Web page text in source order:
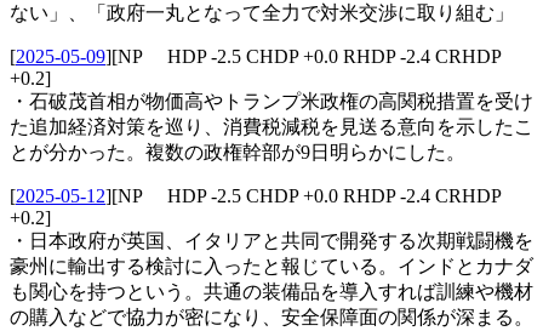
ない」、「政府一丸となって全力で対米交渉に取り組む」
[2025-05-09][NP HDP -2.5 CHDP +0.0 RHDP -2.4 CRHDP
+0.2]
・石破茂首相が物価高やトランプ米政権の高関税措置を受け
た追加経済対策を巡り、消費税減税を見送る意向を示したこ
とが分かった。複数の政権幹部が9日明らかにした。
[2025-05-12][NP HDP -2.5 CHDP +0.0 RHDP -2.4 CRHDP
+0.2]
・日本政府が英国、イタリアと共同で開発する次期戦闘機を
豪州に輸出する検討に入ったと報じている。インドとカナダ
も関心を持つという。共通の装備品を導入すれば訓練や機材
の購入などで協力が密になり、安全保障面の関係が深まる。